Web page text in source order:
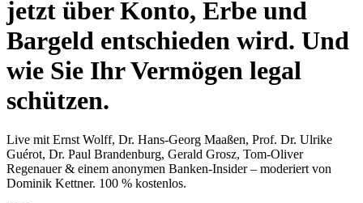
jetzt über Konto, Erbe und
Bargeld entschieden wird. Und
wie Sie Ihr Vermögen legal
schützen.
Live mitErnst Wolff, Dr. Hans-Georg Maaßen, Prof. Dr. Ulrike
Guérot, Dr. Paul Brandenburg, Gerald Grosz, Tom-Oliver
Regenauer & einem anonymen Banken-Insider– moderiert von
Dominik Kettner. 100 % kostenlos.